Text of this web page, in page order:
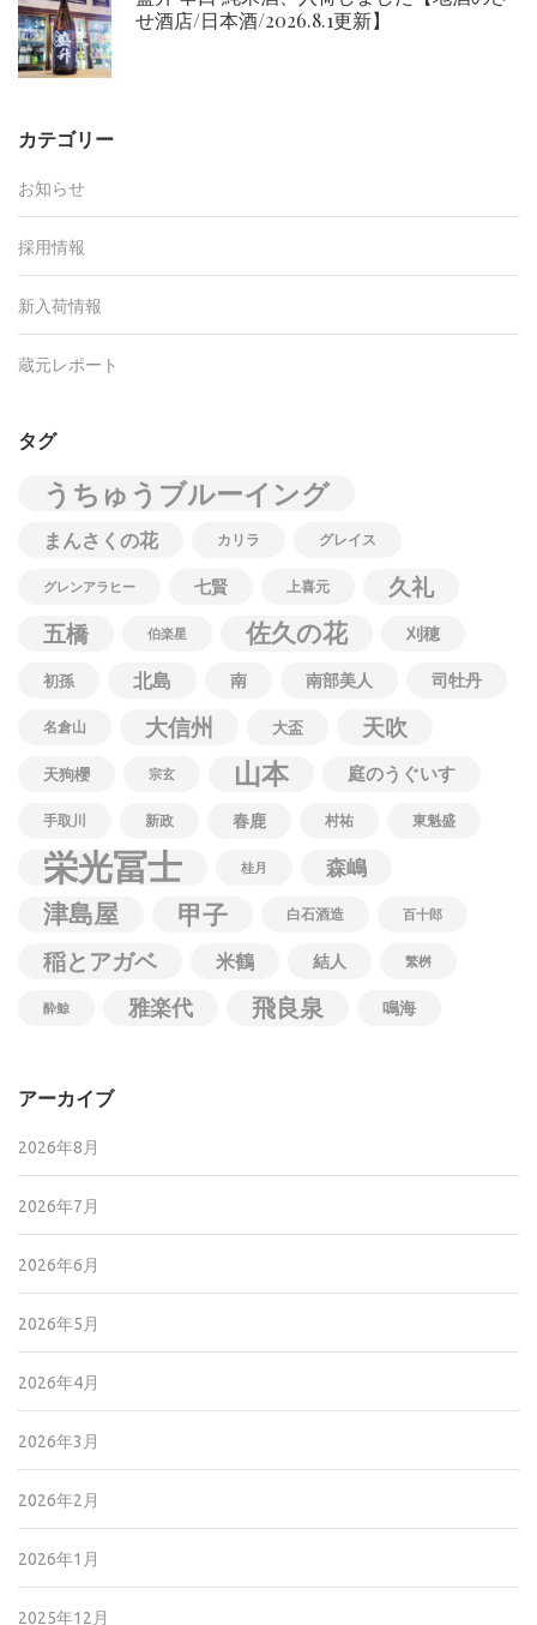
せ酒店/日本酒/2026.8.1更新】
カテゴリー
お知らせ
採用情報
新入荷情報
蔵元レポート
タグ
うちゅうブルーイング
まんさくの花 カリラ グレイス
グレンアラヒー 七賢 上喜元
久礼
五橋
伯楽星 佐久の花 刈穂
初孫 北島 南 南部美人 司牡丹
名倉山 大信州 大盃 天吹
天狗櫻 宗玄 山本 庭のうぐいす
手取川 新政 春鹿 村祐 東魁盛
栄光冨士 桂月 森嶋
津島屋 甲子 白石酒造 百十郎
稲とアガベ 米鶴 結人 繁桝
酔鯨 雅楽代 飛良泉 鳴海
アーカイブ
2026年8月
2026年7月
2026年6月
2026年5月
2026年4月
2026年3月
2026年2月
2026年1月
2025年12月